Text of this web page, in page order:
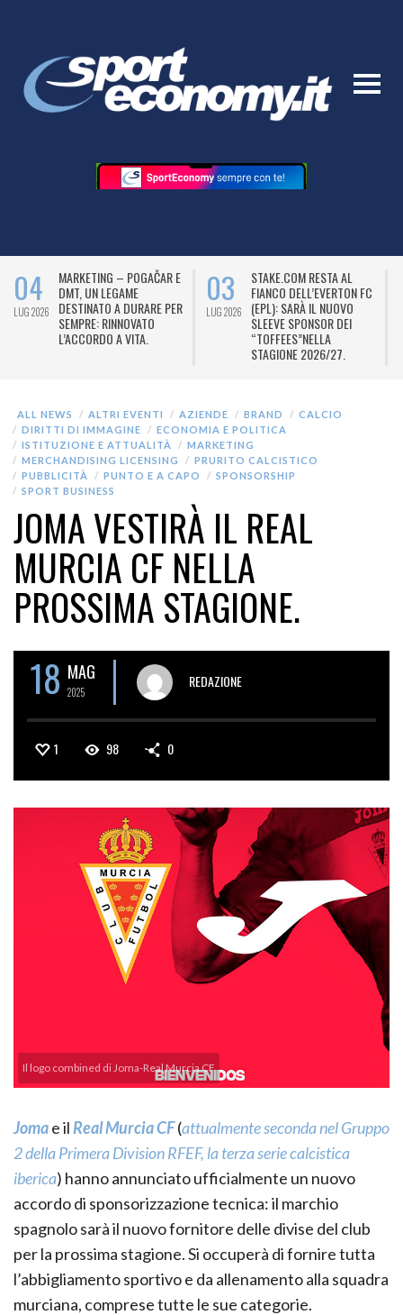
04
LUG 2026
MARKETING – POGAČAR E
DMT, UN LEGAME
DESTINATO A DURARE PER
SEMPRE: RINNOVATO
L’ACCORDO A VITA.
03
LUG 2026
STAKE.COM RESTA AL
FIANCO DELL’EVERTON FC
(EPL): SARÀ IL NUOVO
SLEEVE SPONSOR DEI
“TOFFEES”NELLA
STAGIONE 2026/27.
ALL NEWS ALTRI EVENTI AZIENDE BRAND
CALCIO
DIRITTI DI IMMAGINE
ECONOMIA E POLITICA
ISTITUZIONE E ATTUALITÀ
MARKETING
MERCHANDISING LICENSING
PRURITO CALCISTICO
PUBBLICITÀ
PUNTO E A CAPO
SPONSORSHIP
SPORT BUSINESS
JOMA VESTIRÀ IL REAL
MURCIA CF NELLA
PROSSIMA STAGIONE.
18 MAG
2025
REDAZIONE
1 98 0
Il logo combined di Joma-Real Murcia CF
Jomae il Real Murcia CF(attualmente seconda nel Gruppo
2 della Primera Division RFEF, la terza serie calcistica
iberica) hanno annunciato ufficialmente un nuovo
accordo di sponsorizzazione tecnica: il marchio
spagnolo sarà il nuovo fornitore delle divise del club
per la prossima stagione. Si occuperà di fornire tutta
l’abbigliamento sportivo e da allenamento alla squadra
murciana, comprese tutte le sue categorie.